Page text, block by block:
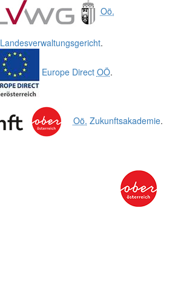
Oö.
Landesverwaltungsgericht.
Europe Direct OÖ.
Oö. Zukunftsakademie.